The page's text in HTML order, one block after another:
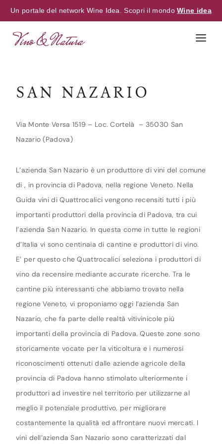
Un portale del network Wine Idea. Scopri il mondoWine idea
SAN NAZARIO
Via Monte Versa 1519 – Loc. Cortelà – 35030 San
Nazario (Padova)
L’azienda San Nazario è un produttore di vini del comune
di , in provincia di Padova, nella regione Veneto. Nella
Guida vini di Quattrocalici vengono recensiti tutti i più
importanti produttori della provincia di Padova, tra cui
l’azienda San Nazario. In questa come in tutte le regioni
d’Italia vi sono centinaia di cantine e produttori di vino.
E’ per questo che Quattrocalici seleziona i produttori di
vino da recensire mediante accurate ricerche. Tra le
cantine più interessanti che abbiamo trovato nella
regione Veneto, vi proponiamo oggi l’azienda San
Nazario, che fa parte delle realtà vitivinicole più
importanti della provincia di Padova. Queste zone sono
storicamente vocate per la viticoltura e i numerosi
riconoscimenti ottenuti dalle aziende agricole della
provincia di Padova hanno stimolato ulteriormente i
produttori ad investire nel territorio per utilizzarne al
meglio il potenziale produttivo, per migliorare
costantemente la qualità ed affrontare nuovi mercati. I
vini dell’azienda San Nazario sono caratterizzati dal